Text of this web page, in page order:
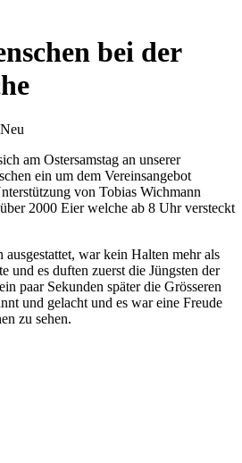
bei der
am Ostersamstag an unserer
ein um dem Vereinsangebot
von Tobias Wichmann
2000 Eier welche ab 8 Uhr versteckt
war kein Halten mehr als
und es duften zuerst die Jüngsten der
paar Sekunden später die Grösseren
und gelacht und es war eine Freude
zu sehen.